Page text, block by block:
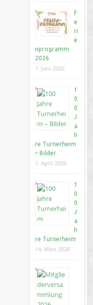
F
e
ri
e
nprogramm
2026
1. Juni 2026
1
0
0
J
a
h
re Turnerheim
– Bilder
1. April 2026
1
0
0
J
a
h
re Turnerheim
14. März 2026